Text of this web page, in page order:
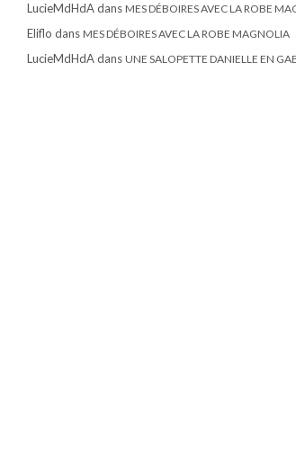
LucieMdHdAdans MES DÉBOIRES AVEC LA ROBE
Eliflo dans MES DÉBOIRES AVEC LA ROBE MAGNOLIA
LucieMdHdAdans UNE SALOPETTE DANIELLE EN